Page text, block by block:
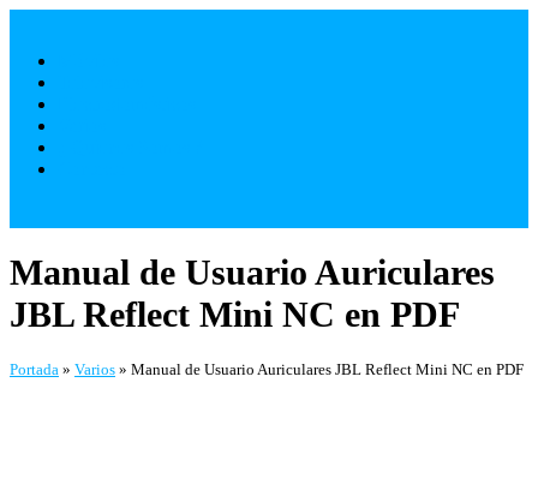
contenido
Manual de Usuario Auriculares
JBL Reflect Mini NC en PDF
Portada » Varios » Manual de Usuario Auriculares JBL Reflect Mini NC en PDF